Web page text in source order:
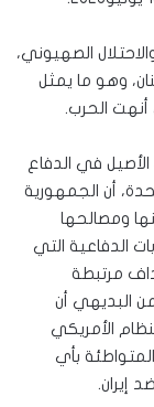
الصهيوني،
وهو ما يمثل
الأصيل في الدفاع
المتحدة، أن الجمهورية
ومصالحها
الدفاعية التي
مرتبطة
البديهي أن
الأمريكي
بأي
إيران.